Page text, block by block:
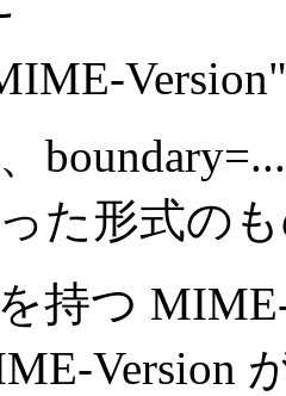
た形式の
持つ
Version